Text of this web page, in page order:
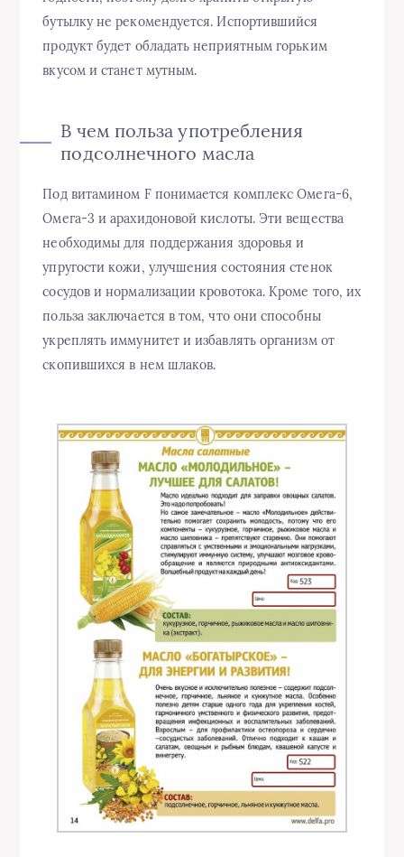
бутылку не рекомендуется. Испортившийся
продукт будет обладать неприятным горьким
вкусом и станет мутным.
В чем польза употребления
подсолнечного масла
Под витамином F понимается комплекс Омега-6,
Омега-3 и арахидоновой кислоты. Эти вещества
необходимы для поддержания здоровья и
упругости кожи, улучшения состояния стенок
сосудов и нормализации кровотока. Кроме того, их
польза заключается в том, что они способны
укреплять иммунитет и избавлять организм от
скопившихся в нем шлаков.